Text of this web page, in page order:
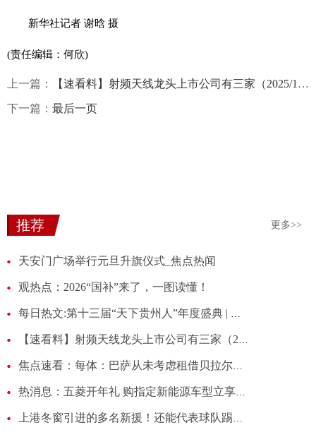
新华社记者 谢晗 摄
(责任编辑：何欣)
上一篇： 【速看料】射频天线龙头上市公司有三家（2025/12/31）
下一篇： 最后一页
推荐 更多>>
天安门广场举行元旦升旗仪式_焦点热闻
观热点：2026“国补”来了，一图读懂！
每日热文:第十三届“天下贵州人”年度盛典 | 勘设股份桥梁工程师赵凯 ：让贵州造跨越长江
【速看料】射频天线龙头上市公司有三家（2025/12/31）
焦点速看：每体：巴萨从未考虑租借贝拉尔多，恩里克已决定将其留至六月
热消息：五菱开年礼 购指定新能源车型立享购置税补贴
上港冬窗引进的多名新援！还能代表球队踢本赛季亚冠吗？引发热议 观焦点